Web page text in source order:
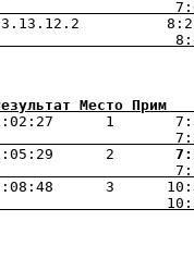
Результат
01:02:27      1
01:05:29      2
3